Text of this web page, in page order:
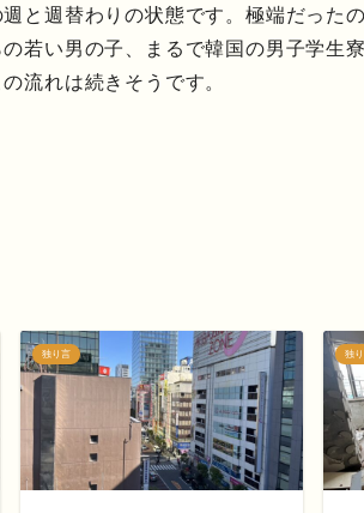
と週替わりの状態です。極端だった
若い男の子、まるで韓国の男子学生
流れは続きそうです。
独り言 独